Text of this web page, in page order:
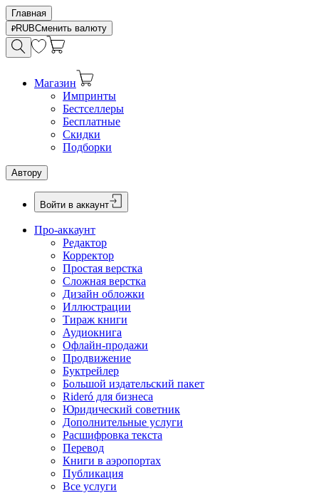
Главная
RUBСменить валюту
Магазин
Импринты
Бестселлеры
Бесплатные
Скидки
Подборки
Автору
Войти в аккаунт
Про-аккаунт
Редактор
Корректор
Простая верстка
Сложная верстка
Дизайн обложки
Иллюстрации
Тираж книги
Аудиокнига
Офлайн-продажи
Продвижение
Буктрейлер
Большой издательский пакет
Rideró для бизнеса
Юридический советник
Дополнительные услуги
Расшифровка текста
Перевод
Книги в аэропортах
Публикация
Все услуги